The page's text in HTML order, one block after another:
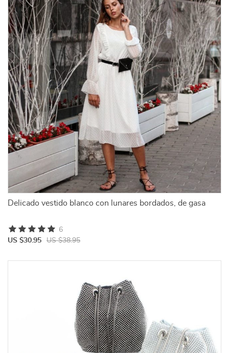
Delicado vestido blanco con lunares bordados, de gasa
US $30.95 US $38.95
6